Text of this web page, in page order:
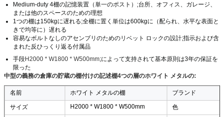
Medium-duty 4棚の記憶装置（単一のポスト）;台所、オフィス、ガレージ、
または他のスペースのための理想
1つの棚は150kgに遅れる;全棚に置く単位は600kgに（配られ、水平な表面と
きで均等に）遅れる
容易なボルトなしのアセンブリのためのリベット ロックの設計;指示および含
まれた反ひっくり返る付属品
手段H2000 * W1800 * W500mm;によって支持されて基本原則は3年の保証を
限った
中型の義務の倉庫の貯蔵の棚付けの記述棚4つの層のホワイト メタルの:
名前 ホワイト メタルの棚 ブランド
サイズ H2000 * W1800 * W500mm 色